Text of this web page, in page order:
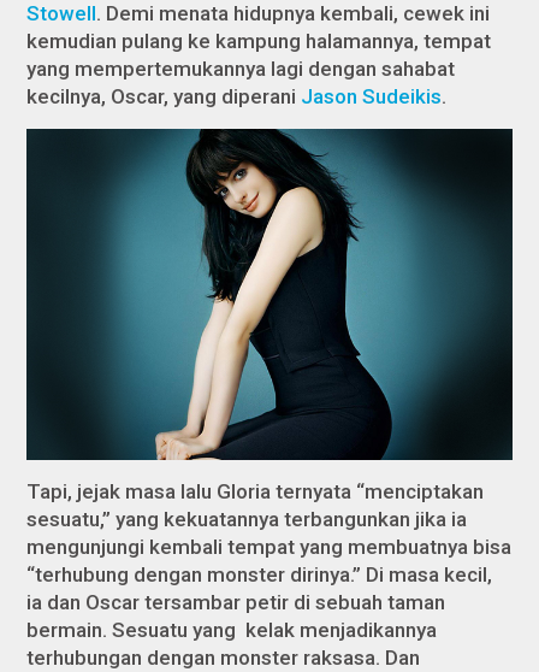
Stowell. Demi menata hidupnya kembali, cewek ini
kemudian pulang ke kampung halamannya, tempat
yang mempertemukannya lagi dengan sahabat
kecilnya, Oscar, yang diperani Jason Sudeikis.
Tapi, jejak masa lalu Gloria ternyata “menciptakan
sesuatu,” yang kekuatannya terbangunkan jika ia
mengunjungi kembali tempat yang membuatnya bisa
“terhubung dengan monster dirinya.” Di masa kecil,
ia dan Oscar tersambar petir di sebuah taman
bermain. Sesuatu yang kelak menjadikannya
terhubungan dengan monster raksasa. Dan